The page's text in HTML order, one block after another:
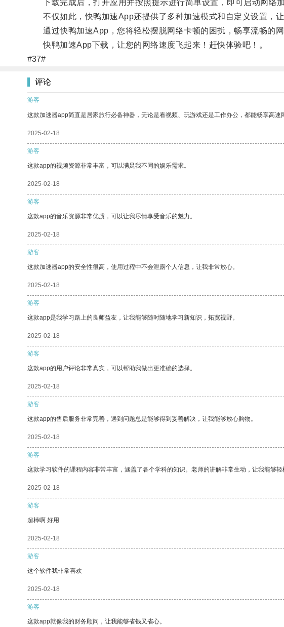
下载完成后，打开应用并按照提示进行简单设置，即可启动网络加
不仅如此，快鸭加速App还提供了多种加速模式和自定义设置，让
通过快鸭加速App，您将轻松摆脱网络卡顿的困扰，畅享流畅的网
快鸭加速App下载，让您的网络速度飞起来！赶快体验吧！。
#37#
评论
游客
这款加速器app简直是居家旅行必备神器，无论是看视频、玩游戏还是工作办公，都能畅享高
2025-02-18
游客
这款app的视频资源非常丰富，可以满足我不同的娱乐需求。
2025-02-18
游客
这款app的音乐资源非常优质，可以让我尽情享受音乐的魅力。
2025-02-18
游客
这款加速器app的安全性很高，使用过程中不会泄露个人信息，让我非常放心。
2025-02-18
游客
这款app是我学习路上的良师益友，让我能够随时随地学习新知识，拓宽视野。
2025-02-18
游客
这款app的用户评论非常真实，可以帮助我做出更准确的选择。
2025-02-18
游客
这款app的售后服务非常完善，遇到问题总是能够得到妥善解决，让我能够放心购物。
2025-02-18
游客
这款学习软件的课程内容非常丰富，涵盖了各个学科的知识。老师的讲解非常生动，让我能够轻
2025-02-18
游客
超棒啊 好用
2025-02-18
游客
这个软件我非常喜欢
2025-02-18
游客
这款app就像我的财务顾问，让我能够省钱又省心。